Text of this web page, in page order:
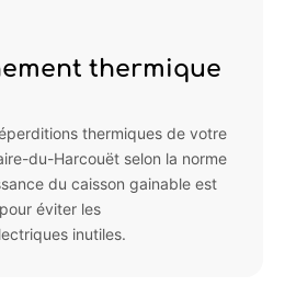
thermique
thermiques de votre
du-Harcouët selon la norme
du caisson gainable est
éviter les
inutiles.